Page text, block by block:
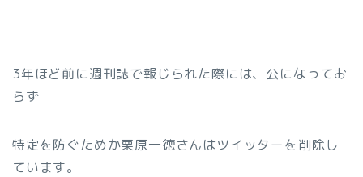
3年ほど前に週刊誌で報じられた際には、公になってお
らず
特定を防ぐためか栗原一徳さんはツイッターを削除し
ています。